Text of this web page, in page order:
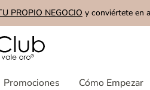
PROPIO NEGOCIO y conviértete en
Promociones Cómo Empezar